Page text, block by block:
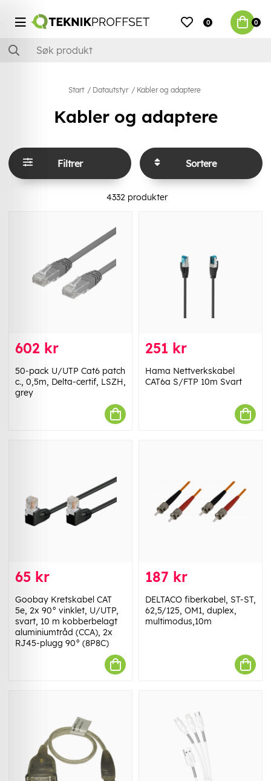
0 0
Start Datautstyr Kabler og adaptere
Kabler og adaptere
Filtrer Sortere
4332produkter
602 kr
50-pack U/UTP Cat6 patch
c., 0,5m, Delta-certif, LSZH,
grey
251 kr
Hama Nettverkskabel
CAT6a S/FTP 10m Svart
65 kr
Goobay Kretskabel CAT
5e, 2x 90° vinklet, U/UTP,
svart, 10 m kobberbelagt
aluminiumtråd (CCA), 2x
RJ45-plugg 90° (8P8C)
187 kr
DELTACO fiberkabel, ST-ST,
62,5/125, OM1, duplex,
multimodus,10m